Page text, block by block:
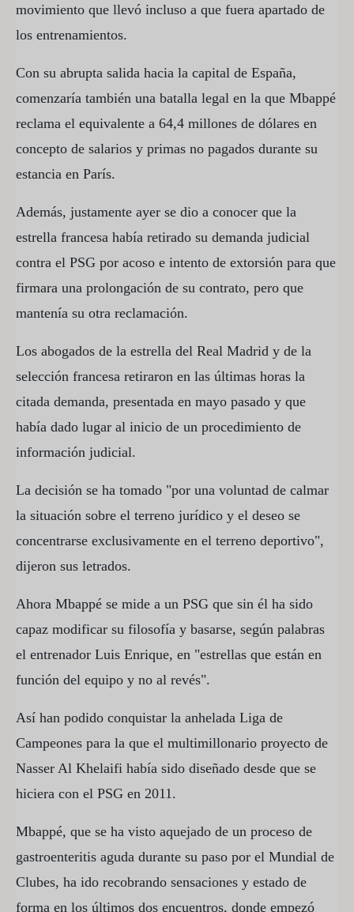
movimiento que llevó incluso a que fuera apartado de
los entrenamientos.
Con su abrupta salida hacia la capital de España,
comenzaría también una batalla legal en la que Mbappé
reclama el equivalente a 64,4 millones de dólares en
concepto de salarios y primas no pagados durante su
estancia en París.
Además, justamente ayer se dio a conocer que la
estrella francesa había retirado su demanda judicial
contra el PSG por acoso e intento de extorsión para que
firmara una prolongación de su contrato, pero que
mantenía su otra reclamación.
Los abogados de la estrella del Real Madrid y de la
selección francesa retiraron en las últimas horas la
citada demanda, presentada en mayo pasado y que
había dado lugar al inicio de un procedimiento de
información judicial.
La decisión se ha tomado "por una voluntad de calmar
la situación sobre el terreno jurídico y el deseo se
concentrarse exclusivamente en el terreno deportivo",
dijeron sus letrados.
Ahora Mbappé se mide a un PSG que sin él ha sido
capaz modificar su filosofía y basarse, según palabras
el entrenador Luis Enrique, en "estrellas que están en
función del equipo y no al revés".
Así han podido conquistar la anhelada Liga de
Campeones para la que el multimillonario proyecto de
Nasser Al Khelaifi había sido diseñado desde que se
hiciera con el PSG en 2011.
Mbappé, que se ha visto aquejado de un proceso de
gastroenteritis aguda durante su paso por el Mundial de
Clubes, ha ido recobrando sensaciones y estado de
forma en los últimos dos encuentros, donde empezó